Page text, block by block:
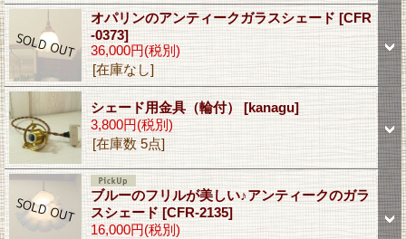
オパリンのアンティークガラスシェード [CFR
-0373]
36,000円(税別)
[在庫なし]
シェード用金具（輪付） [kanagu]
3,800円(税別)
[在庫数 5点]
ブルーのフリルが美しい♪アンティークのガラ
スシェード[CFR-2135]
16,000円(税別)